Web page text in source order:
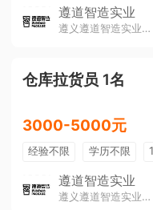
遵道智造实业
遵义遵道智造实业有限公司
仓库拉货员 1名
3000-5000元
经验不限 学历不限
遵道智造实业
遵义遵道智造实业有限公司